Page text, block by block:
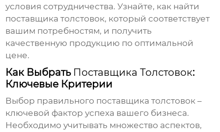
условия сотрудничества. Узнайте, как найти
поставщика толстовок, который соответствует
вашим потребностям, и получить
качественную продукцию по оптимальной
цене.
Как Выбрать Поставщика Толстовок:
Ключевые Критерии
Выбор правильного поставщика толстовок –
ключевой фактор успеха вашего бизнеса.
Необходимо учитывать множество аспектов,